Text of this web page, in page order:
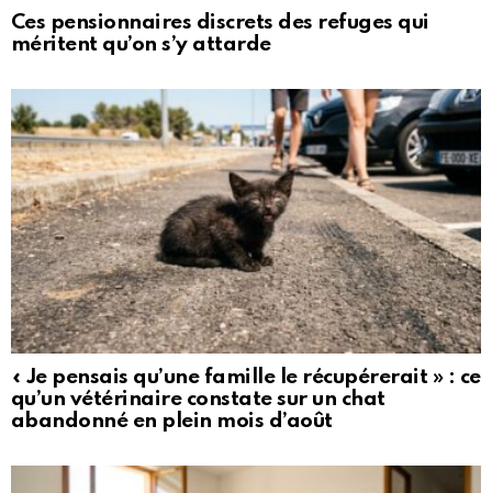
Ces pensionnaires discrets des refuges qui
méritent qu’on s’y attarde
« Je pensais qu’une famille le récupérerait » : ce
qu’un vétérinaire constate sur un chat
abandonné en plein mois d’août